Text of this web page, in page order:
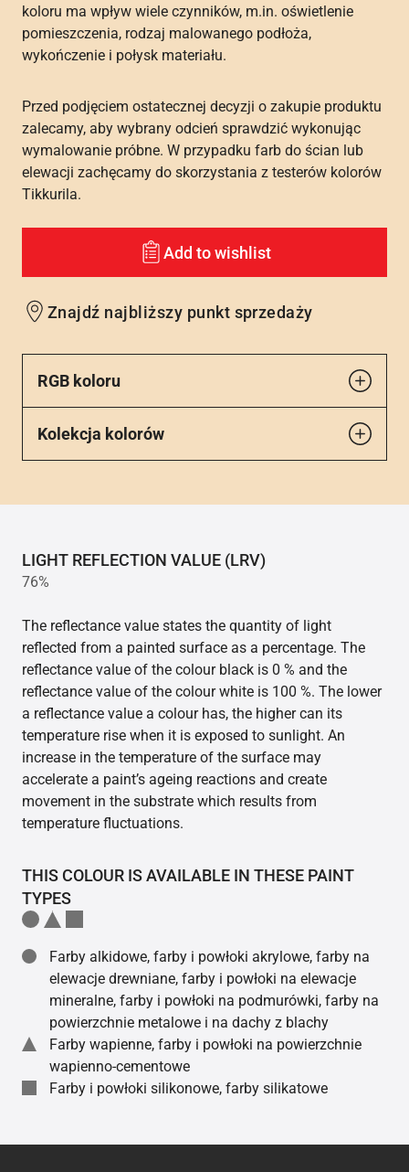
koloru ma wpływ wiele czynników, m.in. oświetlenie
pomieszczenia, rodzaj malowanego podłoża,
wykończenie i połysk materiału.
Przed podjęciem ostatecznej decyzji o zakupie produktu
zalecamy, aby wybrany odcień sprawdzić wykonując
wymalowanie próbne. W przypadku farb do ścian lub
elewacji zachęcamy do skorzystania z testerów kolorów
Tikkurila.
Add to wishlist
Znajdź najbliższy punkt sprzedaży
RGB koloru
Kolekcja kolorów
LIGHT REFLECTION VALUE (LRV)
76%
The reflectance value states the quantity of light
reflected from a painted surface as a percentage. The
reflectance value of the colour black is 0 % and the
reflectance value of the colour white is 100 %. The lower
a reflectance value a colour has, the higher can its
temperature rise when it is exposed to sunlight. An
increase in the temperature of the surface may
accelerate a paint’s ageing reactions and create
movement in the substrate which results from
temperature fluctuations.
THIS COLOUR IS AVAILABLE IN THESE PAINT
TYPES
Farby alkidowe, farby i powłoki akrylowe, farby na
elewacje drewniane, farby i powłoki na elewacje
mineralne, farby i powłoki na podmurówki, farby na
powierzchnie metalowe i na dachy z blachy
Farby wapienne, farby i powłoki na powierzchnie
wapienno-cementowe
Farby i powłoki silikonowe, farby silikatowe